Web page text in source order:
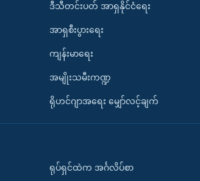
ဒီသီတင်းပတ် အာရှနိုင်ငံရေး
အာရှစီးပွားရေး
ကျန်းမာရေး
အမျိုးသမီးကဏ္ဍ
ရိုဟင်ဂျာအရေး မျှော်လင့်ချက်
ရုပ်ရှင်ထဲက အင်္ဂလိပ်စာ